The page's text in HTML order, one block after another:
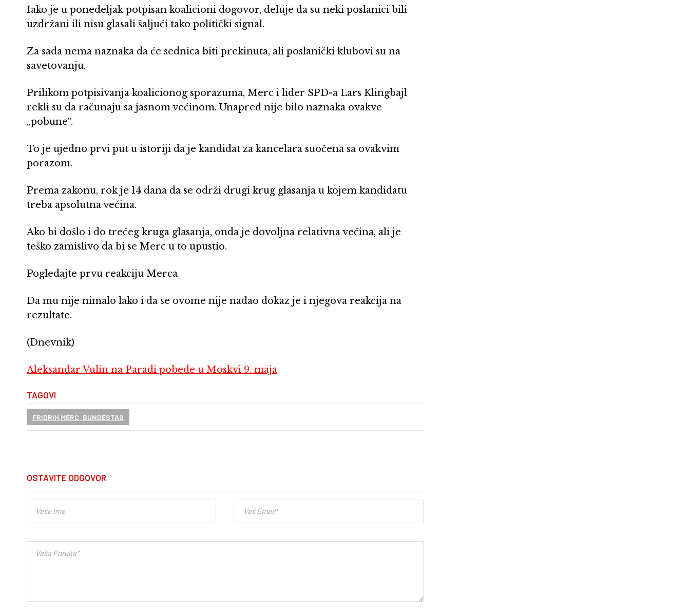
Iako je u ponedeljak potpisan koalicioni dogovor, deluje da su neki poslanici bili
uzdržani ili nisu glasali šaljući tako politički signal.
Za sada nema naznaka da će sednica biti prekinuta, ali poslanički klubovi su na
savetovanju.
Prilikom potpisivanja koalicionog sporazuma, Merc i lider SPD-a Lars Klingbajl
rekli su da računaju sa jasnom većinom. Unapred nije bilo naznaka ovakve
„pobune“.
To je ujedno prvi put u istoriji da je kandidat za kancelara suočena sa ovakvim
porazom.
Prema zakonu, rok je 14 dana da se održi drugi krug glasanja u kojem kandidatu
treba apsolutna većina.
Ako bi došlo i do trećeg kruga glasanja, onda je dovoljna relativna većina, ali je
teško zamislivo da bi se Merc u to upustio.
Pogledajte prvu reakciju Merca
Da mu nije nimalo lako i da se ovome nije nadao dokaz je i njegova reakcija na
rezultate.
(Dnevnik)
Aleksandar Vulin na Paradi pobede u Moskvi 9. maja
TAGOVI
FRIDRIH MERC. BUNDESTAG
OSTAVITE ODGOVOR